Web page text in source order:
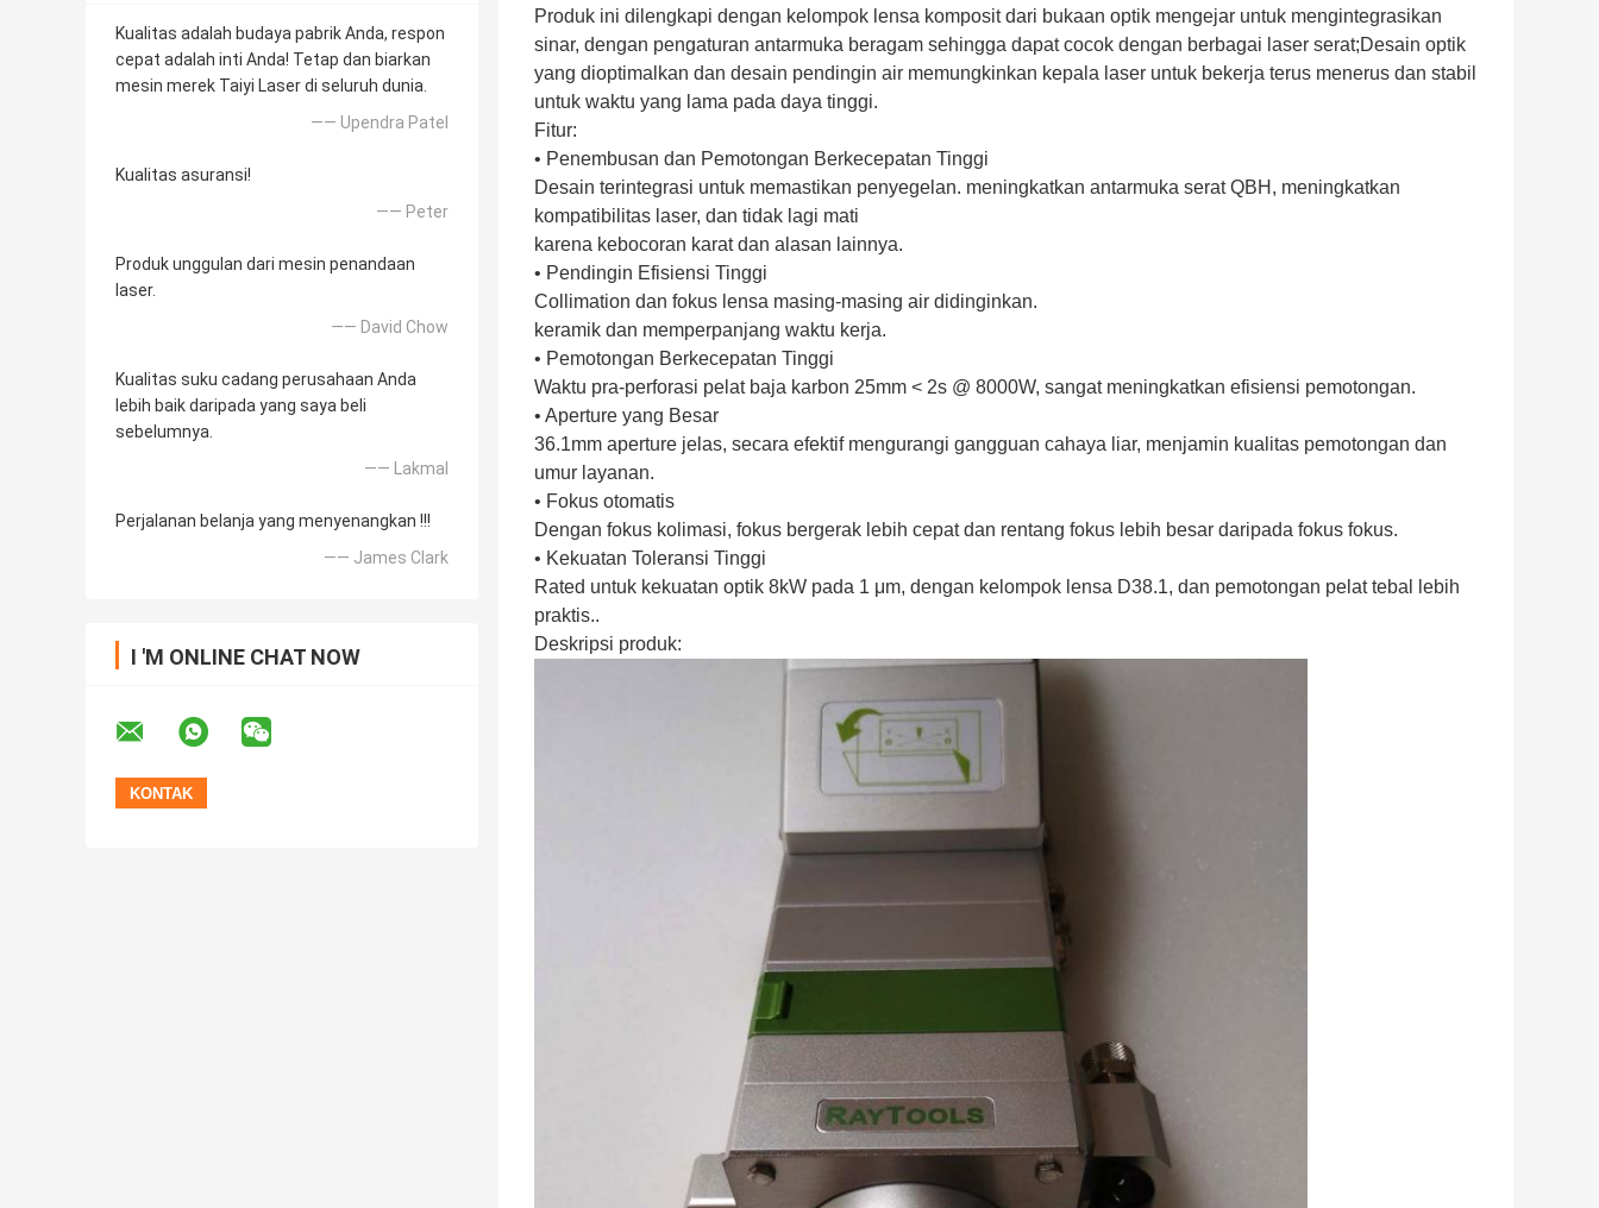
Kualitas adalah budaya pabrik Anda, respon
cepat adalah inti Anda! Tetap dan biarkan
mesin merek Taiyi Laser di seluruh dunia.
—— Upendra Patel
Kualitas asuransi!
—— Peter
Produk unggulan dari mesin penandaan
laser.
—— David Chow
Kualitas suku cadang perusahaan Anda
lebih baik daripada yang saya beli
sebelumnya.
—— Lakmal
Perjalanan belanja yang menyenangkan !!!
—— James Clark
I 'M ONLINE CHAT NOW
Produk ini dilengkapi dengan kelompok lensa komposit dari bukaan optik mengejar untuk mengintegrasikan
sinar, dengan pengaturan antarmuka beragam sehingga dapat cocok dengan berbagai laser serat;Desain optik
yang dioptimalkan dan desain pendingin air memungkinkan kepala laser untuk bekerja terus menerus dan stabil
untuk waktu yang lama pada daya tinggi.
Fitur:
• Penembusan dan Pemotongan Berkecepatan Tinggi
Desain terintegrasi untuk memastikan penyegelan. meningkatkan antarmuka serat QBH, meningkatkan
kompatibilitas laser, dan tidak lagi mati
karena kebocoran karat dan alasan lainnya.
• Pendingin Efisiensi Tinggi
Collimation dan fokus lensa masing-masing air didinginkan.
keramik dan memperpanjang waktu kerja.
• Pemotongan Berkecepatan Tinggi
Waktu pra-perforasi pelat baja karbon 25mm < 2s @ 8000W, sangat meningkatkan efisiensi pemotongan.
• Aperture yang Besar
36.1mm aperture jelas, secara efektif mengurangi gangguan cahaya liar, menjamin kualitas pemotongan dan
umur layanan.
• Fokus otomatis
Dengan fokus kolimasi, fokus bergerak lebih cepat dan rentang fokus lebih besar daripada fokus fokus.
• Kekuatan Toleransi Tinggi
Rated untuk kekuatan optik 8kW pada 1 μm, dengan kelompok lensa D38.1, dan pemotongan pelat tebal lebih
praktis..
Deskripsi produk: